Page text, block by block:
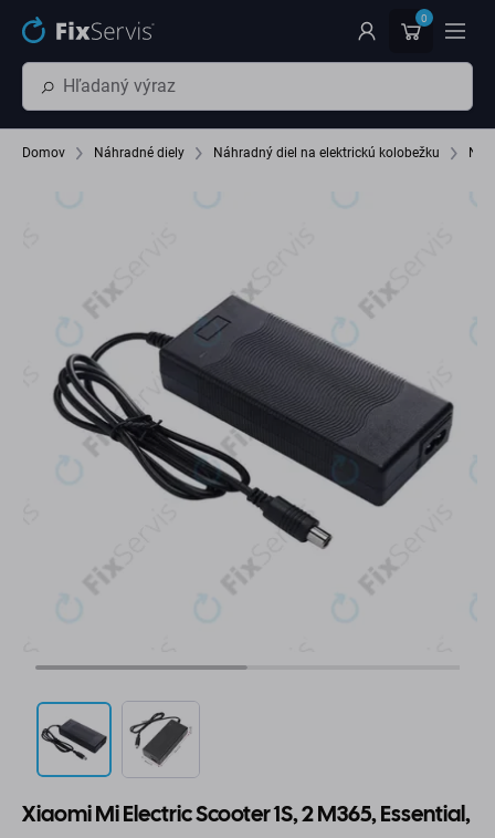
Preskočiť na hlavný obsah 0
Domov Náhradné diely Náhradný diel na elektrickú kolobežku
Xiaomi Mi Electric Scooter 1S, 2 M365, Essential,